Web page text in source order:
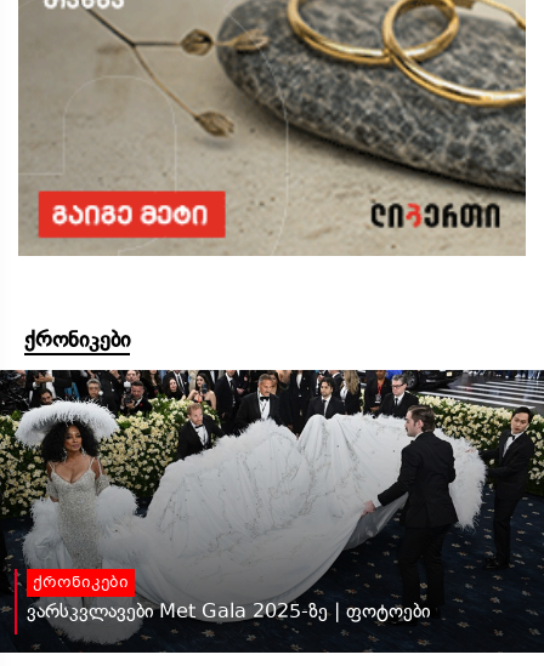
ქრონიკები
ქრონიკები
ვარსკვლავები Met Gala 2025-ზე | ფოტოები